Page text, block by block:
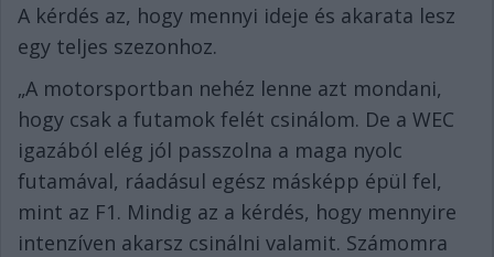
A kérdés az, hogy mennyi ideje és akarata lesz
egy teljes szezonhoz.
„A motorsportban nehéz lenne azt mondani,
hogy csak a futamok felét csinálom. De a WEC
igazából elég jól passzolna a maga nyolc
futamával, ráadásul egész másképp épül fel,
mint az F1. Mindig az a kérdés, hogy mennyire
intenzíven akarsz csinálni valamit. Számomra